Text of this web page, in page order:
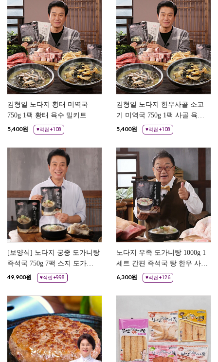
김형일 노다지 황태 미역국
750g 1팩 황태 육수 밀키트
5,400원 ♥적립 +108
김형일 노다지 한우사골 소고
기 미역국 750g 1팩 사골 육수
밀키트
5,400원 ♥적립 +108
[보양식] 노다지 궁중 도가니탕
즉석국 750g 7팩 스지 도가니
사골육수 레토르트
49,900원 ♥적립 +998
노다지 우족 도가니탕 1000g 1
세트 간편 즉석국 탕 한우 사골
육수 곰탕 곰국 설렁탕
6,300원 ♥적립 +126